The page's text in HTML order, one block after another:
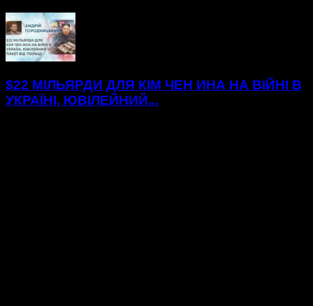
$22 МІЛЬЯРДИ ДЛЯ КІМ ЧЕН ИНА НА ВІЙНІ В
УКРАЇНІ, ЮВІЛЕЙНИЙ...